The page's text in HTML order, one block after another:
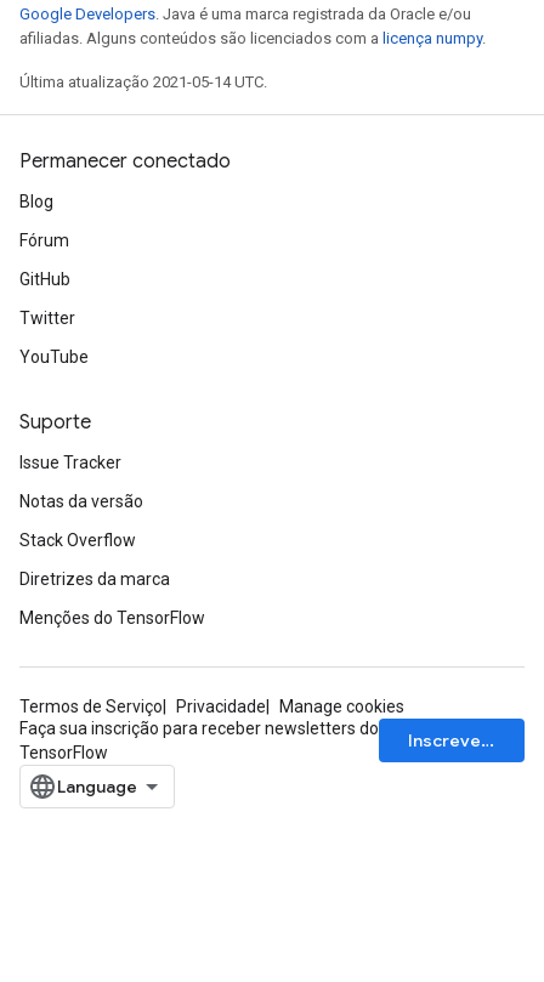
Google Developers. Java é uma marca registrada da Oracle e/ou
afiliadas. Alguns conteúdos são licenciados com a licença numpy.
Última atualização 2021-05-14 UTC.
Permanecer conectado
Blog
Fórum
GitHub
Twitter
YouTube
Suporte
Issue Tracker
Notas da versão
Stack Overflow
Diretrizes da marca
Menções do TensorFlow
Termos de Serviço Privacidade
Manage cookies
Faça sua inscrição para receber newsletters do
TensorFlow
Inscrever-se